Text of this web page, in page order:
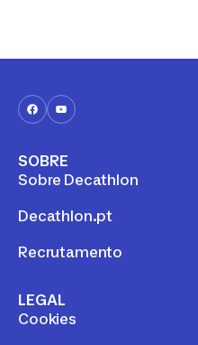
SOBRE
Sobre Decathlon
Decathlon.pt
Recrutamento
LEGAL
Cookies